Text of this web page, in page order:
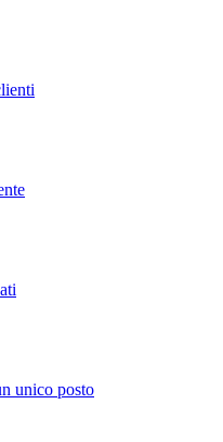
unico posto